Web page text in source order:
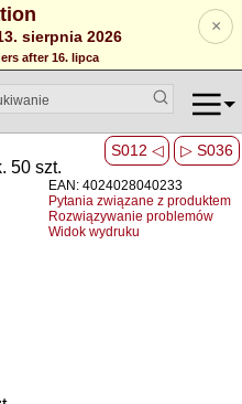
sierpnia 2026
after 16. lipca
×
S012 ◁ ▷ S036
50 szt.
EAN: 4024028040233
Pytania związane z produktem
Rozwiązywanie problemów
Widok wydruku